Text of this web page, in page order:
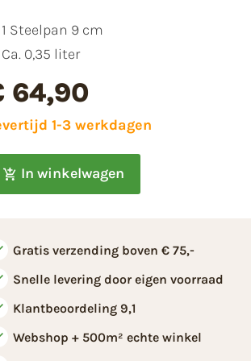
1 Steelpan 9 cm
Ca. 0,35 liter
64,90
1-3 werkdagen
In winkelwagen
Gratis verzending boven € 75,-
Snelle levering door eigen voorraad
Klantbeoordeling 9,1
Webshop + 500m² echte winkel